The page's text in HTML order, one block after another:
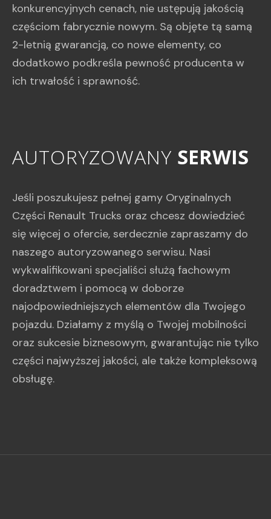
konkurencyjnych cenach, nie ustępują jakością
częściom fabrycznie nowym. Są objęte tą samą
2-letnią gwarancją, co nowe elementy, co
dodatkowo podkreśla pewność producenta w
ich trwałość i sprawność.
AUTORYZOWANYSERWIS
AUTORYZOWANY SERWIS
Jeśli poszukujesz pełnej gamy Oryginalnych
Części Renault Trucks oraz chcesz dowiedzieć
się więcej o ofercie, serdecznie zapraszamy do
naszego autoryzowanego serwisu. Nasi
wykwalifikowani specjaliści służą fachowym
doradztwem i pomocą w doborze
najodpowiedniejszych elementów dla Twojego
pojazdu. Działamy z myślą o Twojej mobilności
oraz sukcesie biznesowym, gwarantując nie tylko
części najwyższej jakości, ale także kompleksową
obsługę.